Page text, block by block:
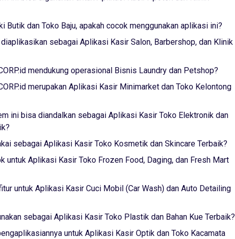
Butik dan Toko Baju, apakah cocok menggunakan aplikasi ini?
sebagai Aplikasi Kasir Salon, Barbershop, dan Klinik
mendukung operasional Bisnis Laundry dan Petshop?
merupakan Aplikasi Kasir Minimarket dan Toko Kelontong
ini bisa diandalkan sebagai Aplikasi Kasir Toko Elektronik dan
sebagai Aplikasi Kasir Toko Kosmetik dan Skincare Terbaik?
untuk Aplikasi Kasir Toko Frozen Food, Daging, dan Fresh Mart
untuk Aplikasi Kasir Cuci Mobil (Car Wash) dan Auto Detailing
sebagai Aplikasi Kasir Toko Plastik dan Bahan Kue Terbaik?
untuk Aplikasi Kasir Optik dan Toko Kacamata